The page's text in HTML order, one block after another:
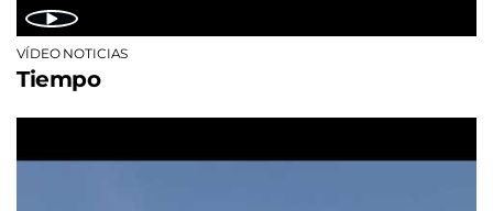
VÍDEO NOTICIAS
Tiempo